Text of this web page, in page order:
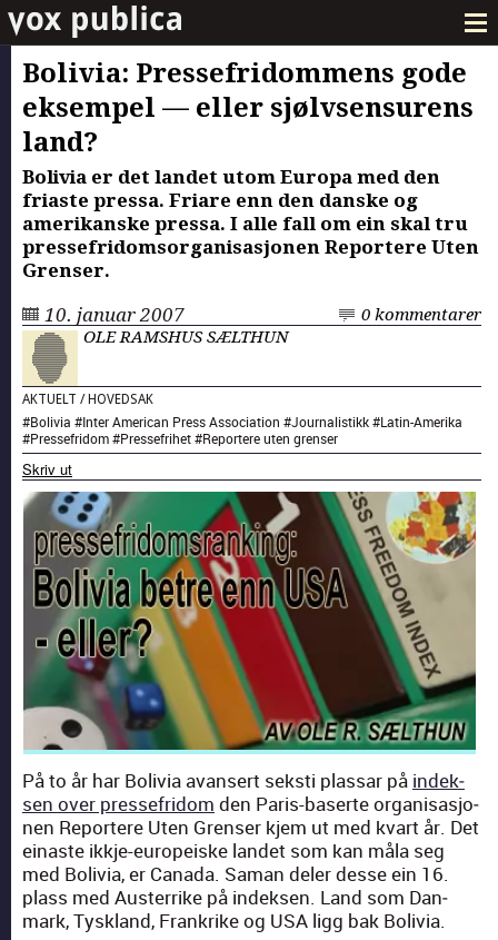
Bolivia: Pressefridommens gode
eksempel — eller sjølvsensurens
land?
Bolivia er det landet utom Europa med den
friaste pressa. Friare enn den danske og
amerikanske pressa. I alle fall om ein skal tru
pressefridomsorganisasjonen Reportere Uten
Grenser.
10. januar 2007
0 kommentarer
OLE RAMSHUS SÆLTHUN
AKTUELT /HOVEDSAK
#Bolivia #Inter American Press Association #Journalistikk#Latin-Amerika
#Pressefridom#Pressefrihet#Reportere uten grenser
Skriv ut
På to år har Bolivia avansert sek­sti plas­sar på indek­
sen over presse­fridom den Paris-baserte organ­isas­jo­
nen Reportere Uten Grenser kjem ut med kvart år. Det
einaste ikkje-europeiske lan­det som kan måla seg
med Bolivia, er Cana­da. Saman del­er desse ein 16.
plass med Auster­rike på indek­sen. Land som Dan­
mark, Tysk­land, Frankrike og USA ligg bak Bolivia.